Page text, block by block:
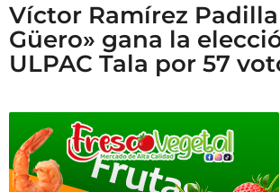
Víctor Ramírez Padilla
Güero» gana la
ULPAC Tala por 57